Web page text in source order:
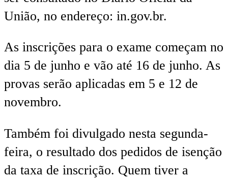
União, no endereço: in.gov.br.
As inscrições para o exame começam no
dia 5 de junho e vão até 16 de junho. As
provas serão aplicadas em 5 e 12 de
novembro.
Também foi divulgado nesta segunda-
feira, o resultado dos pedidos de isenção
da taxa de inscrição. Quem tiver a